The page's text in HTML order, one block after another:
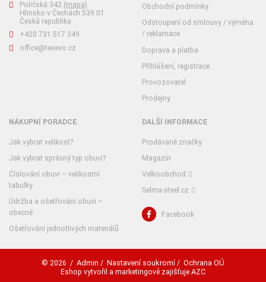
Poličská 342 (mapa)
Hlinsko v Čechách 539 01
Česká republika
+420 731 517 349
office@texevo.cz
Obchodní podmínky
Odstoupení od smlouvy / výměna
/ reklamace
Doprava a platba
Přihlášení, registrace
Provozovatel
Prodejny
NÁKUPNÍ PORADCE
Jak vybrat velikost?
Jak vybrat správný typ obuvi?
Číslování obuvi – velikostní
tabulky
Údržba a ošetřování obuvi –
obecně
Ošetřování jednotlivých materiálů
DALŠÍ INFORMACE
Prodávané značky
Magazín
Velkoobchod
Selma-steel.cz
Facebook
© 2026 / Admin / Nastavení soukromí/ Ochrana OÚ
Eshop vytvořil a marketingově zajišťuje AZC